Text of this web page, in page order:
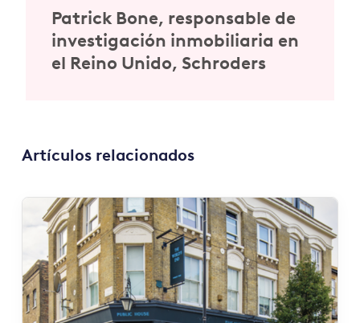
Patrick Bone, responsable de
investigación inmobiliaria en
el Reino Unido, Schroders
Artículos relacionados